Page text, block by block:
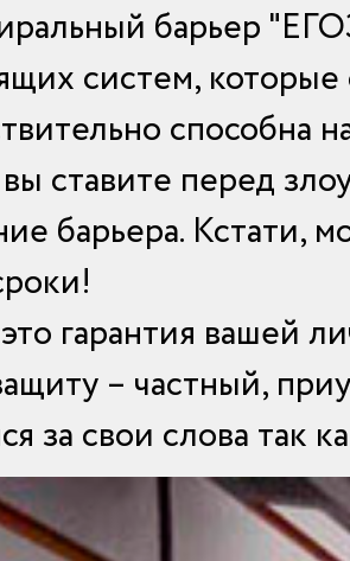
барьер
систем,
способна
ставите перед
барьера. Кстати,
гарантия вашей
– частный,
за свои слова так